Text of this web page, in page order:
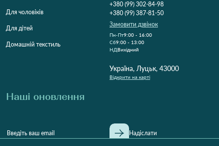
Для чоловіків
Для дітей
Домашній текстиль
+380 (99) 302-84-98
+380 (99) 387-81-50
Замовити дзвінок
Пн-Пт9:00 - 16:00
Cб9:00 - 13:00
НДВихідний
Україна, Луцьк, 43000
Відкрити на карті
Наші оновлення
Надіслати